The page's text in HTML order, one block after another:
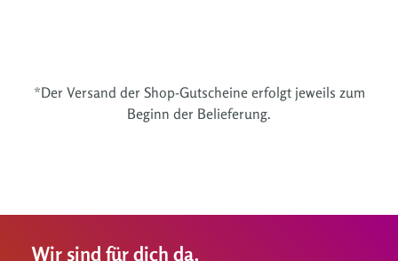
*Der Versand der Shop-Gutscheine erfolgt jeweils zum
Beginn der Belieferung.
Wir sind für dich da.